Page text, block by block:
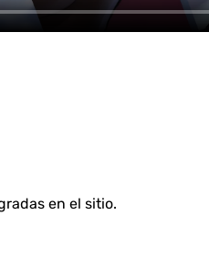
en el sitio.